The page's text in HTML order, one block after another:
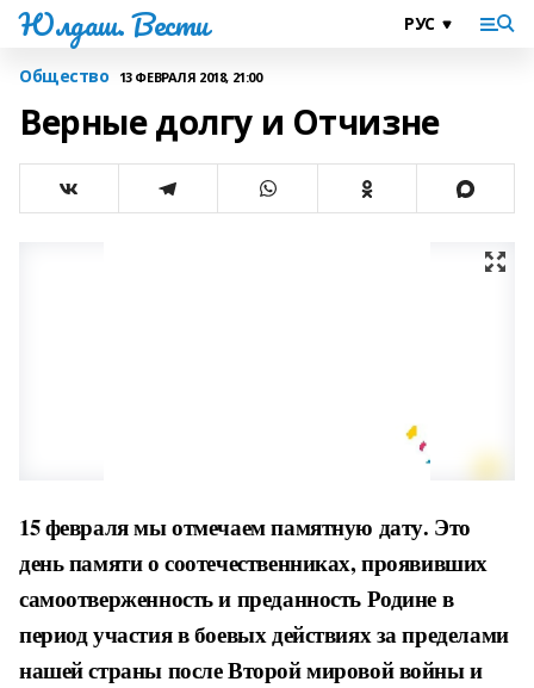
Юлдаш. Вести
Общество 13 ФЕВРАЛЯ 2018, 21:00
Верные долгу и Отчизне
15 февраля мы отмечаем памятную дату. Это
день памяти о соотечественниках, проявивших
самоотверженность и преданность Родине в
период участия в боевых действиях за пределами
нашей страны после Второй мировой войны и